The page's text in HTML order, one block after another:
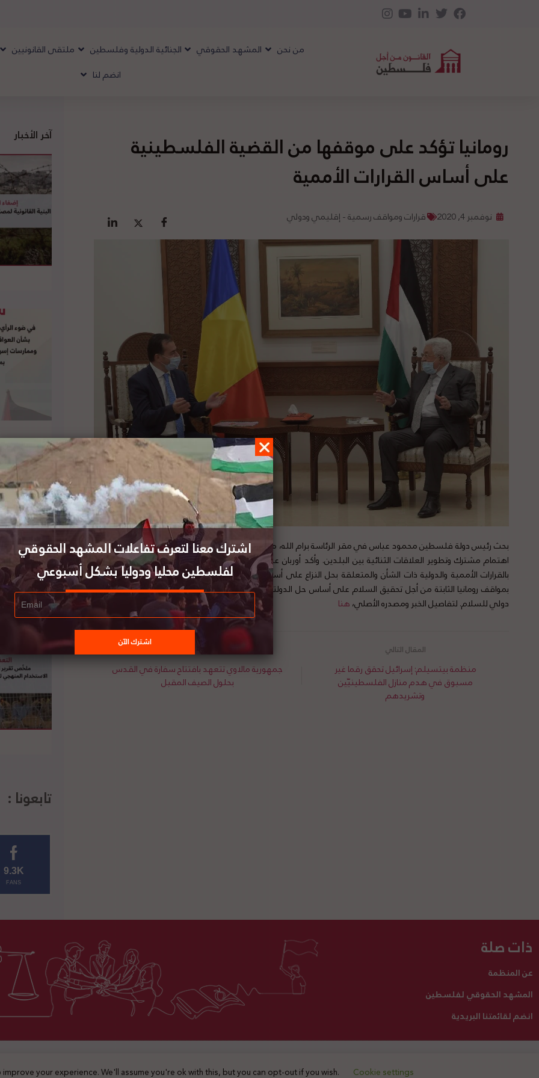
من نحن المشهد الحقوقي الجنائية الدولية وفلسطين ملتقى القانونيين
انضم لنا
رومانيا تؤكد على موقفها من القضية الفلسطينية
على أساس القرارات الأممية
نوفمبر 4, 2020 قرارات ومواقف رسمية - إقليمي ودولي
بحث رئيس دولة فلسطين محمود عباس في مقر الرئاسة برام الله، مع رئيس وزراء رومانيا لودوفيك أوربان، موضوعات ذات
اهتمام مشترك وتطوير العلاقات الثنائية بين البلدين. وأكد أوربان على موقف دولته من القضية الفلسطينية والتزامها
بالقرارات الأممية والدولية ذات الشأن والمتعلقة بحل النزاع على أساس القانون الدولي. من جانبه،، أشاد الرئيس عباس
بمواقف رومانيا الثابتة من أجل تحقيق السلام على أساس حل الدولتين والقانون الدولي. ودعا من جديد إلى عقد مؤتمر
دولي للسلام. لتفاصيل الخبر ومصدره الأصلي،هنا
جمهورية مالاوي تتعهد بافتتاح سفارة في القدس
بحلول الصيف المقبل
منظمة بيتسيلم: إسرائيل تحقق رقما غير
مسبوق في هدم منازل الفلسطينيّين
وتشريدهم
آخر الأخبار
تابعونا :
9.3K
FANS
ذات صلة
عن المنظمة
المشهد الحقوقي لفلسطين
انضم لقائمتنا البريدية
اتصل بنا تبرع لنا 2025 © جميع الحقوق محفوظة
your experience. We'll assume you're ok with this, but you can opt-out if you wish. Cookie settings
اشترك معنا لتعرف تفاعلات المشهد الحقوقي
لفلسطين محليا ودوليا بشكل أسبوعي